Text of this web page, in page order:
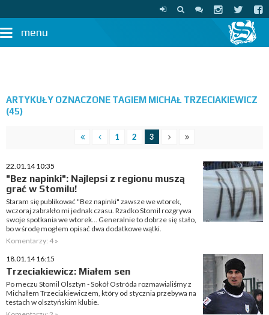
menu
ARTYKUŁY OZNACZONE TAGIEM MICHAŁ TRZECIAKIEWICZ
(45)
1 2 3
22.01.14 10:35
"Bez napinki": Najlepsi z regionu muszą
grać w Stomilu!
Staram się publikować "Bez napinki" zawsze we wtorek,
wczoraj zabrakło mi jednak czasu. Rzadko Stomil rozgrywa
swoje spotkania we wtorek... Generalnie to dobrze się stało,
bo w środę mogłem opisać dwa dodatkowe wątki.
Komentarzy: 4 »
18.01.14 16:15
Trzeciakiewicz: Miałem sen
Po meczu Stomil Olsztyn - Sokół Ostróda rozmawialiśmy z
Michałem Trzeciakiewiczem, który od stycznia przebywa na
testach w olsztyńskim klubie.